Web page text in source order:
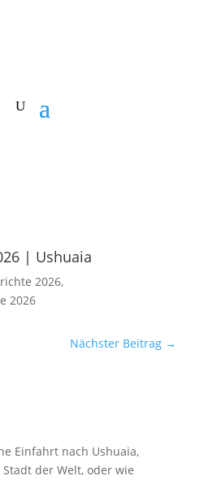
| Ushuaia
2026,
2026
Nächster Beitrag →
Einfahrt nach Ushuaia,
der Welt, oder wie